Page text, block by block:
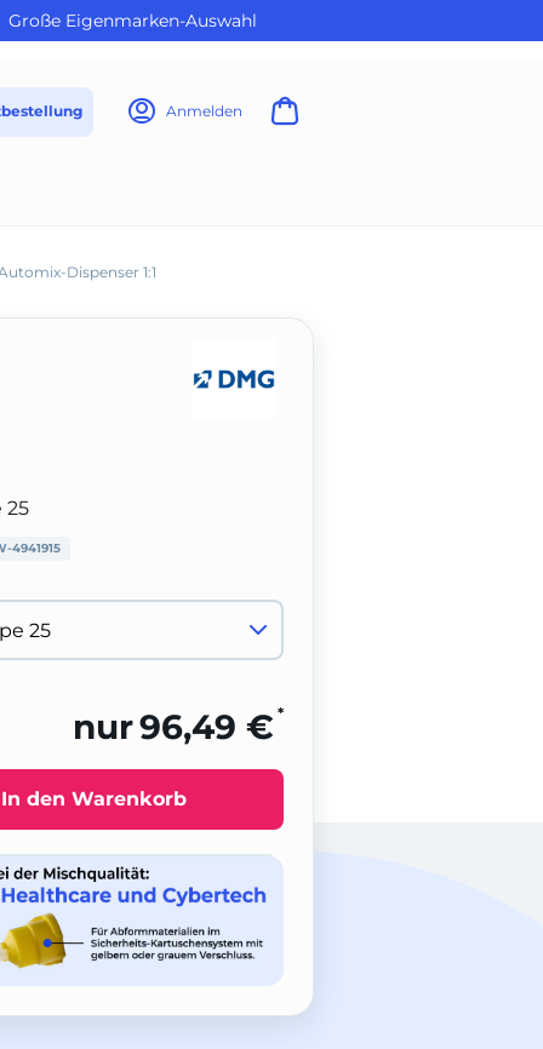
Große Eigenmarken-Auswahl
Anmelden
Dispenser 1:1
25
4941915
nur96,49 € *
In den Warenkorb